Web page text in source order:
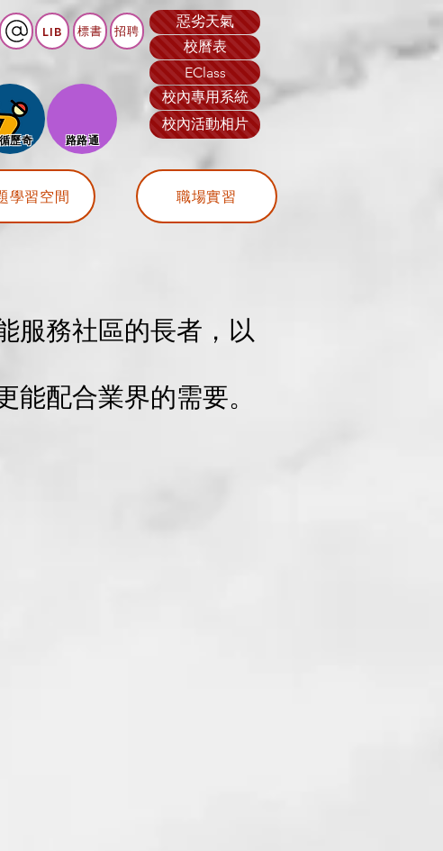
LIB 標書 招聘
歷奇 ​路路通
惡劣天氣
校曆表
EClass
校內專用系統
校內活動相片
學習空間 職場實習
服務社區的長者，以
能配合業界的需要。